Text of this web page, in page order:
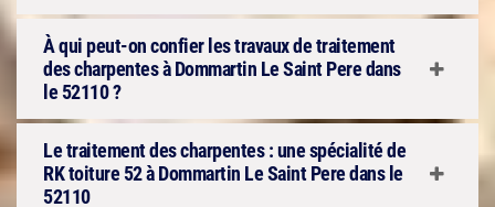
À qui peut-on confier les travaux de traitement
des charpentes à Dommartin Le Saint Pere dans
le 52110 ?
Le traitement des charpentes : une spécialité de
RK toiture 52 à Dommartin Le Saint Pere dans le
52110